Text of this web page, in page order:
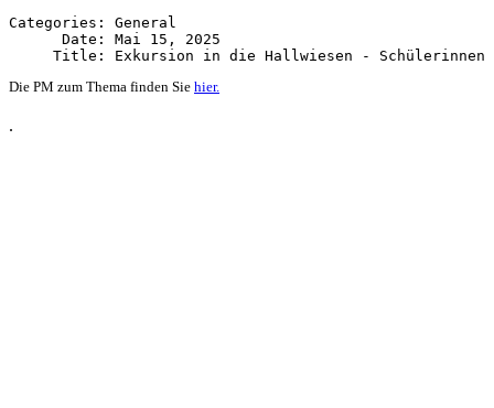
Categories: General
      Date: Mai 15, 2025
Die PM zum Thema finden Sie hier.
.